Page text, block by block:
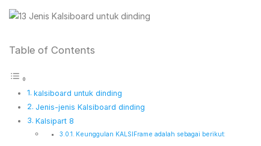
Table of Contents
kalsiboard untuk dinding
Jenis-jenis Kalsiboard dinding
Kalsipart 8
Keunggulan KALSIFrame adalah sebagai berikut: